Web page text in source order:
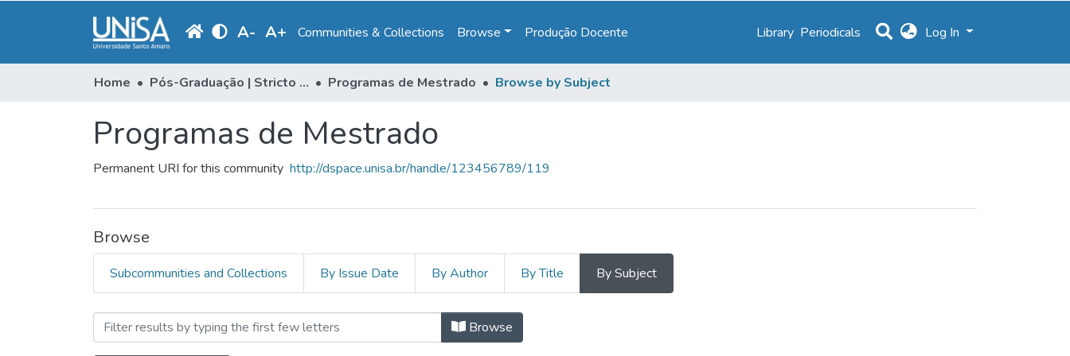
A- A+ Communities & Collections Browse Produção Docente Library Periodicals Log In
Home Pós-Graduação | Stricto Sensu Programas de Mestrado Browse by Subject
Programas de Mestrado
Permanent URI for this community http://dspace.unisa.br/handle/123456789/119
Browse
Subcommunities and Collections By Issue Date By Author By Title By Subject
Browsing Programas de Mestrado by Subject "Ácidos graxos"
Browse